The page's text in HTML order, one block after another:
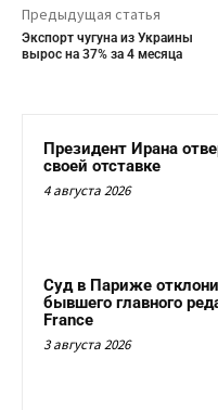
Предыдущая статья
Экспорт чугуна из Украины
вырос на 37% за 4 месяца
Президент Ирана
своей отставке
4 августа 2026
Суд в Париже
бывшего главного
France
3 августа 2026